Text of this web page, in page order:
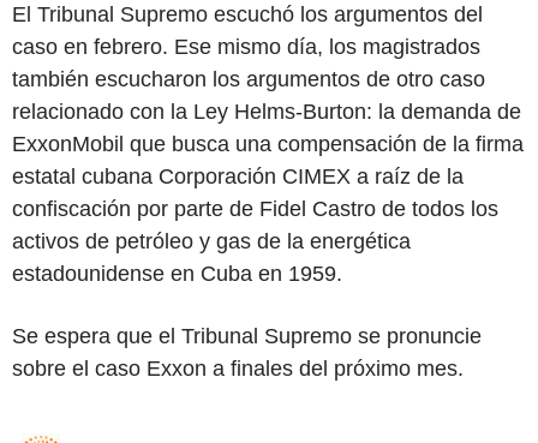
El Tribunal Supremo escuchó los argumentos del
caso en febrero. Ese mismo día, los magistrados
también escucharon los argumentos de otro caso
relacionado con la Ley Helms-Burton: la demanda de
ExxonMobil que busca una compensación de la firma
estatal cubana Corporación CIMEX a raíz de la
confiscación por parte de Fidel Castro de todos los
activos de petróleo y gas de la energética
estadounidense en Cuba en 1959.
Se espera que el Tribunal Supremo se pronuncie
sobre el caso Exxon a finales del próximo mes.